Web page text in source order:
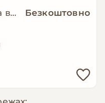
Ніжна і лагідна кішечка в добрі руки! Безкоштовно